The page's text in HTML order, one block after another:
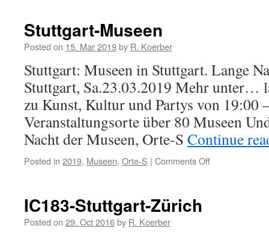
Stuttgart-Museen
Posted on 15. Mar 2019by R. Koerber
Stuttgart: Museen in Stuttgart. Lange
Stuttgart, Sa.23.03.2019 Mehr unter…
zu Kunst, Kultur und Partys von 19:00
Veranstaltungsorte über 80 Museen
Nacht der Museen, Orte-S Continue
Posted in 2019, Museen, Orte-S | Comments Off
IC183-Stuttgart-Zürich
Posted on 29. Oct 2016by R. Koerber